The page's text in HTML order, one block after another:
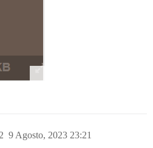
9 Agosto, 2023 23:21
2